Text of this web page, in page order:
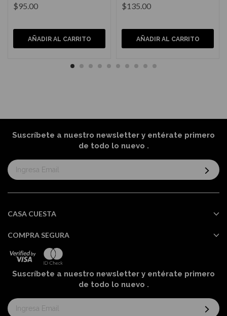
$95.00
AÑADIR AL CARRITO
$135.00
AÑADIR AL CARRITO
Suscríbete a nuestro newsletter y entérate primero
de todo lo nuevo .
Suscríbase
al
informativo:
CASA CUESTA
COMPRA SEGURA
Suscríbete a nuestro newsletter y entérate primero
de todo lo nuevo .
Suscríbase
al